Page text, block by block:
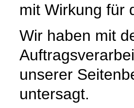
mit Wirkung für
Wir haben mit
unserer
untersagt.